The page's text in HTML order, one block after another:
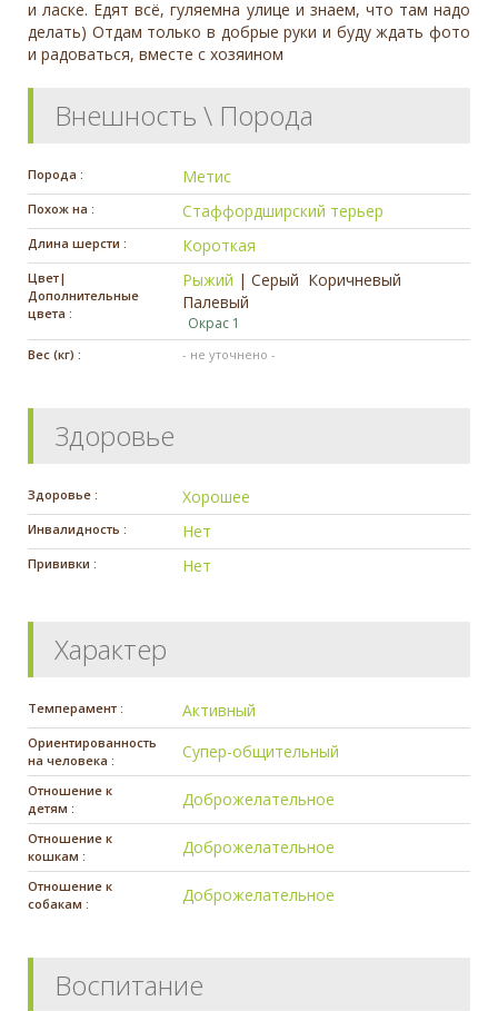
и ласке. Едят всё, гуляемна улице и знаем, что там надо
делать) Отдам только в добрые руки и буду ждать фото
и радоваться, вместе с хозяином
Внешность \ Порода
Порода : Метис
Похож на : Стаффордширский терьер
Длина шерсти : Короткая
Цвет|
Дополнительные
цвета :
Рыжий |Серый Коричневый
Палевый
Окрас 1
Вес (кг) : - не уточнено -
Здоровье
Здоровье : Хорошее
Инвалидность : Нет
Прививки : Нет
Характер
Темперамент : Активный
Ориентированность
на человека :
Супер-общительный
Отношение к
детям :
Доброжелательное
Отношение к
кошкам :
Доброжелательное
Отношение к
собакам :
Доброжелательное
Воспитание